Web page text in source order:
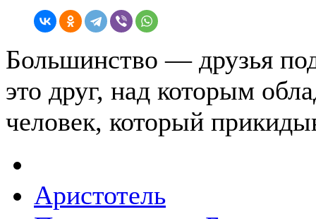
Большинство — друзья
это друг, над которым
человек, который
Аристотель